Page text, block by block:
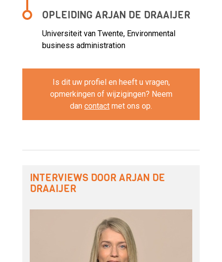
OPLEIDING ARJAN DE DRAAIJER
Universiteit van Twente, Environmental
business administration
Is dit uw profiel en heeft u vragen,
opmerkingen of wijzigingen? Neem
dan contact met ons op.
INTERVIEWS DOOR ARJAN DE
DRAAIJER